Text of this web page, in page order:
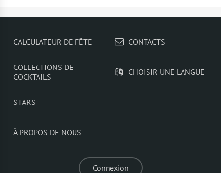
CALCULATEUR DE FÊTE
COLLECTIONS DE
COCKTAILS
STARS
À PROPOS DE NOUS
CONTACTS
CHOISIR UNE LANGUE
Connexion